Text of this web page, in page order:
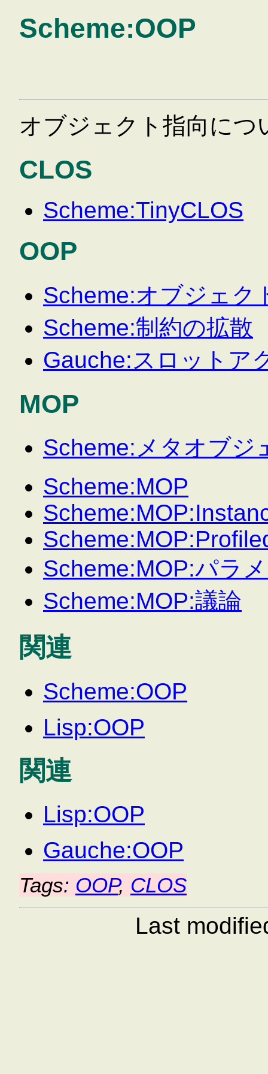
Scheme:OOP
オブジェクト指向につ
CLOS
Scheme:TinyCLOS
OOP
Scheme:オブジェク
Scheme:制約の拡散
Gauche:スロットア
MOP
Scheme:メタオブジ
Scheme:MOP
Scheme:MOP:パラ
Scheme:MOP:議論
関連
Scheme:OOP
Lisp:OOP
関連
Lisp:OOP
Gauche:OOP
Tags: OOP, CLOS
Last